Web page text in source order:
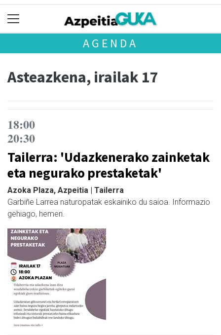
AGENDA
Asteazkena, irailak 17
18:00
20:30
Tailerra: 'Udazkenerako zainketak
eta negurako prestaketak'
Azoka Plaza, Azpeitia | Tailerra
Garbiñe Larrea naturopatak eskainiko du saioa. Informazio
gehiago, hemen.